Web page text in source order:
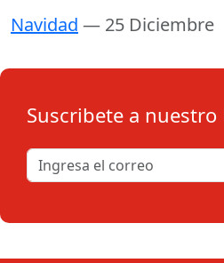
Navidad — 25 Diciembre
Suscribete a nuestro